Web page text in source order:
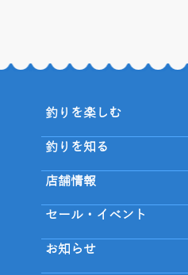
釣りを楽しむ
釣りを知る
店舗情報
セール・イベント
お知らせ